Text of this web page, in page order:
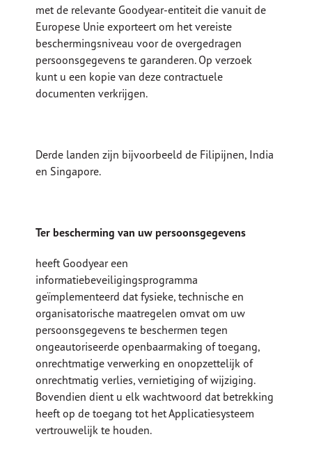
met de relevante Goodyear-entiteit die vanuit de
Europese Unie exporteert om het vereiste
beschermingsniveau voor de overgedragen
persoonsgegevens te garanderen. Op verzoek
kunt u een kopie van deze contractuele
documenten verkrijgen.
Derde landen zijn bijvoorbeeld de Filipijnen, India
en Singapore.
Ter bescherming van uw persoonsgegevens
heeft Goodyear een
informatiebeveiligingsprogramma
geïmplementeerd dat fysieke, technische en
organisatorische maatregelen omvat om uw
persoonsgegevens te beschermen tegen
ongeautoriseerde openbaarmaking of toegang,
onrechtmatige verwerking en onopzettelijk of
onrechtmatig verlies, vernietiging of wijziging.
Bovendien dient u elk wachtwoord dat betrekking
heeft op de toegang tot het Applicatiesysteem
vertrouwelijk te houden.